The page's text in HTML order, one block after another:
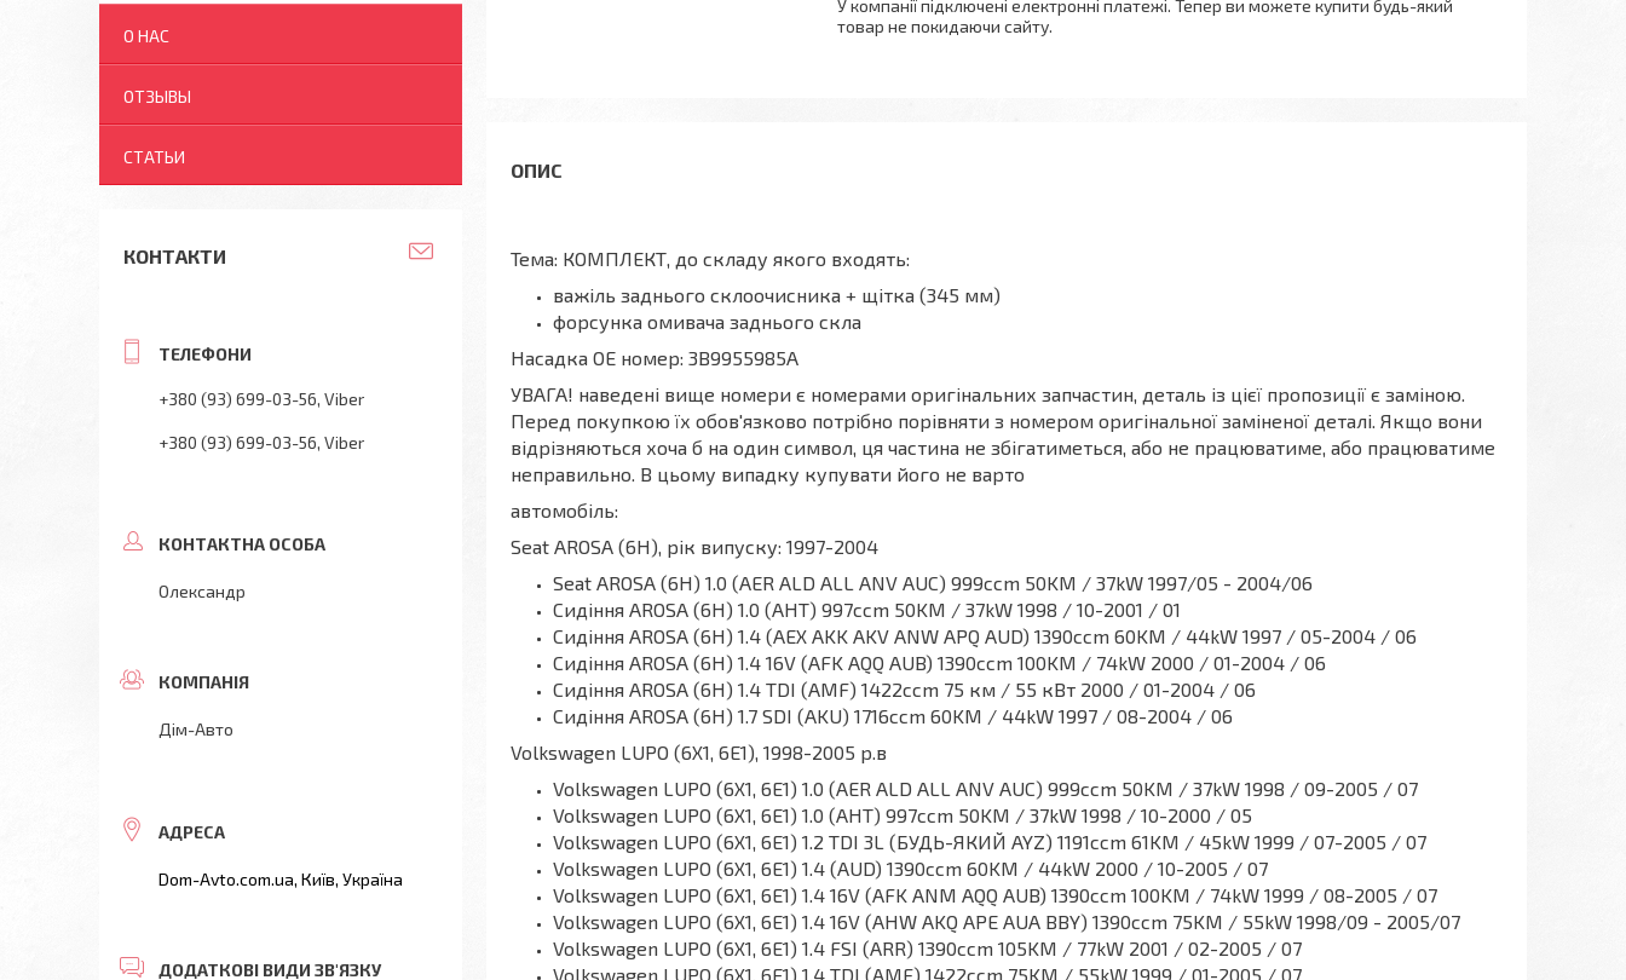
У компанії підключені електронні платежі. Тепер ви можете купити будь-який
товар не покидаючи сайту.
Тема: КОМПЛЕКТ, до складу якого входять:
важіль заднього склоочисника + щітка (345 мм)
форсунка омивача заднього скла
Насадка OE номер: 3B9955985A
УВАГА! наведені вище номери є номерами оригінальних запчастин, деталь із цієї пропозиції є заміною.
Перед покупкою їх обов'язково потрібно порівняти з номером оригінальної заміненої деталі. Якщо вони
відрізняються хоча б на один символ, ця частина не збігатиметься, або не працюватиме, або працюватиме
неправильно. В цьому випадку купувати його не варто
автомобіль:
Seat AROSA (6H), рік випуску: 1997-2004
Seat AROSA (6H) 1.0 (AER ALD ALL ANV AUC) 999ccm 50KM / 37kW 1997/05 - 2004/06
Сидіння AROSA (6H) 1.0 (AHT) 997ccm 50KM / 37kW 1998 / 10-2001 / 01
Сидіння AROSA (6H) 1.4 (AEX AKK AKV ANW APQ AUD) 1390ccm 60KM / 44kW 1997 / 05-2004 / 06
Сидіння AROSA (6H) 1.4 16V (AFK AQQ AUB) 1390ccm 100KM / 74kW 2000 / 01-2004 / 06
Сидіння AROSA (6H) 1.4 TDI (AMF) 1422ccm 75 км / 55 кВт 2000 / 01-2004 / 06
Сидіння AROSA (6H) 1.7 SDI (AKU) 1716ccm 60KM / 44kW 1997 / 08-2004 / 06
Volkswagen LUPO (6X1, 6E1), 1998-2005 р.в
Volkswagen LUPO (6X1, 6E1) 1.0 (AER ALD ALL ANV AUC) 999ccm 50KM / 37kW 1998 / 09-2005 / 07
Volkswagen LUPO (6X1, 6E1) 1.0 (AHT) 997ccm 50KM / 37kW 1998 / 10-2000 / 05
Volkswagen LUPO (6X1, 6E1) 1.2 TDI 3L (БУДЬ-ЯКИЙ AYZ) 1191ccm 61KM / 45kW 1999 / 07-2005 / 07
Volkswagen LUPO (6X1, 6E1) 1.4 (AUD) 1390ccm 60KM / 44kW 2000 / 10-2005 / 07
Volkswagen LUPO (6X1, 6E1) 1.4 16V (AFK ANM AQQ AUB) 1390ccm 100KM / 74kW 1999 / 08-2005 / 07
Volkswagen LUPO (6X1, 6E1) 1.4 16V (AHW AKQ APE AUA BBY) 1390ccm 75KM / 55kW 1998/09 - 2005/07
Volkswagen LUPO (6X1, 6E1) 1.4 FSI (ARR) 1390ccm 105KM / 77kW 2001 / 02-2005 / 07
Volkswagen LUPO (6X1, 6E1) 1.4 TDI (AMF) 1422ccm 75KM / 55kW 1999 / 01-2005 / 07
О НАС
ОТЗЫВЫ
СТАТЬИ
КОНТАКТИ
+380 (93) 699-03-56 Viber
+380 (93) 699-03-56 Viber
Олександр
Дім-Авто
Dom-Avto.com.ua, Київ, Україна